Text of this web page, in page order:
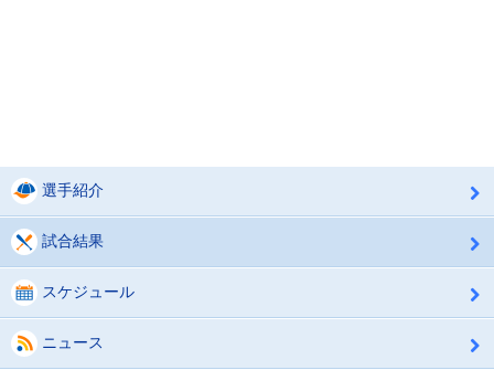
選手紹介
試合結果
スケジュール
ニュース